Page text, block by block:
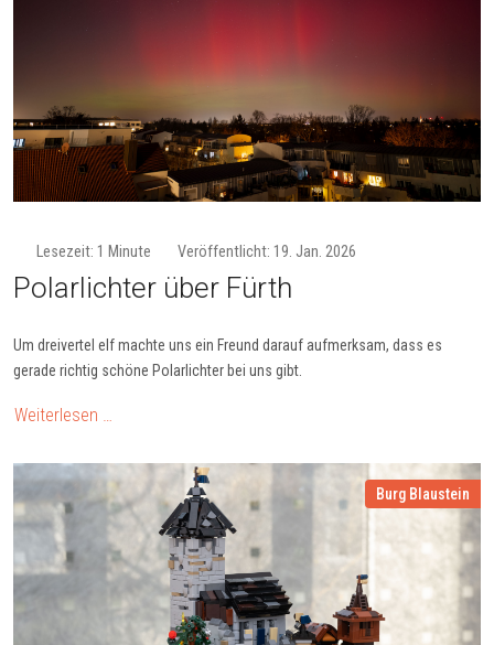
Lesezeit: 1 Minute Veröffentlicht: 19. Jan. 2026
Polarlichter über Fürth
Um dreivertel elf machte uns ein Freund darauf aufmerksam, dass es
gerade richtig schöne Polarlichter bei uns gibt.
Weiterlesen …
Burg Blaustein